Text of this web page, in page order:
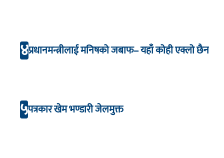
४प्रधानमन्त्रीलाई मनिषको जबाफ– यहाँ कोही एक्लो छैन
५पत्रकार खेम भण्डारी जेलमुक्त